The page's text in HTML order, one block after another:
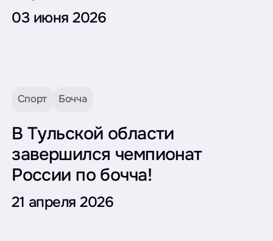
03 июня 2026
Спорт Бочча
В Тульской области
завершился чемпионат
России по бочча!
21 апреля 2026